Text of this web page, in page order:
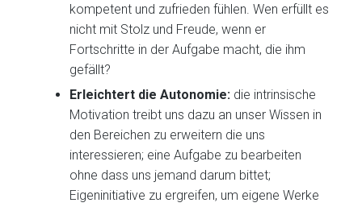
kompetent und zufrieden fühlen. Wen erfüllt es
nicht mit Stolz und Freude, wenn er
Fortschritte in der Aufgabe macht, die ihm
gefällt?
Erleichtert die Autonomie: die intrinsische
Motivation treibt uns dazu an unser Wissen in
den Bereichen zu erweitern die uns
interessieren; eine Aufgabe zu bearbeiten
ohne dass uns jemand darum bittet;
Eigeninitiative zu ergreifen, um eigene Werke